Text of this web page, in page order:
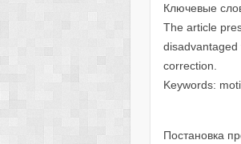
Ключевые
The article
correction.
Keywords:
Постановка